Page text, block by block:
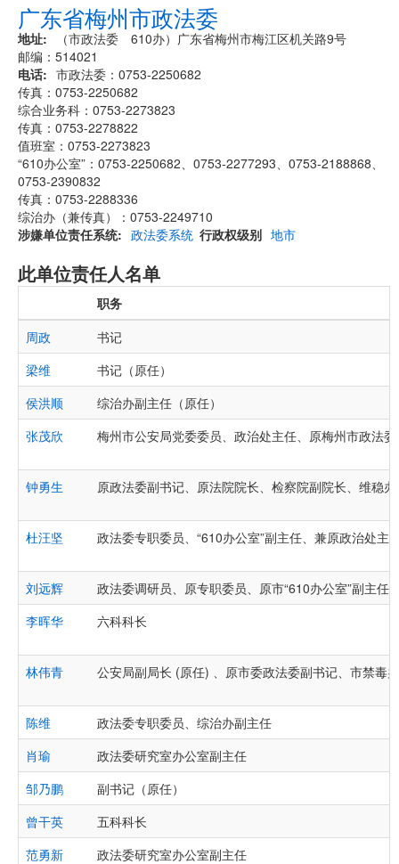
广东省梅州市政法委
地址
（市政法委 610办）广东省梅州市梅江区机关路9号
邮编：514021
电话
市政法委：0753-2250682
传真：0753-2250682
综合业务科：0753-2273823
传真：0753-2278822
值班室：0753-2273823
“610办公室”：0753-2250682、0753-2277293、0753-2188868、
0753-2390832
传真：0753-2288336
综治办（兼传真）：0753-2249710
涉嫌单位责任系统
政法委系统 行政权级别 地市
此单位责任人名单
职务
周政
书记
梁维
书记（原任）
侯洪顺
综治办副主任（原任）
张茂欣
梅州市公安局党委委员、政治处主任、原梅州市政法
钟勇生 原政法委副书记、原法院院长、检察院副院长、维稳
杜汪坚 政法委专职委员、“610办公室”副主任、兼原政治处主
刘远辉
政法委调研员、原专职委员、原市“610办公室”副主任
李晖华
六科科长
林伟青 公安局副局长 (原任) 、原市委政法委副书记、市禁毒
陈维
政法委专职委员、综治办副主任
肖瑜
政法委研究室办公室副主任
邹乃鹏
副书记（原任）
曾干英
五科科长
范勇新
政法委研究室办公室副主任